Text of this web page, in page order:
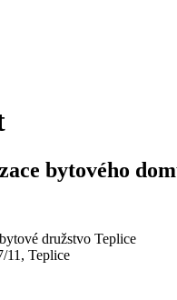
bytového
družstvo Teplice
11, Teplice